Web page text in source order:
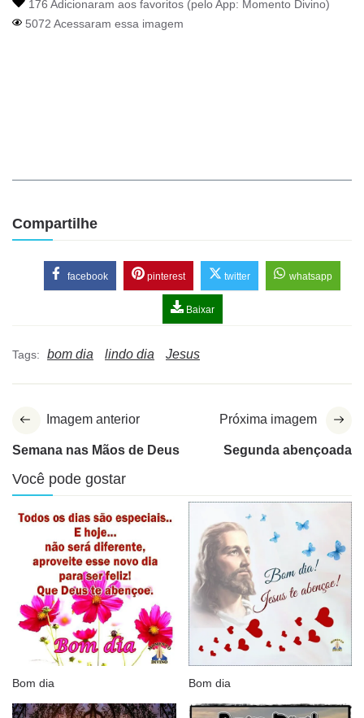
176 Adicionaram aos favoritos (pelo App: Momento Divino)
5072 Acessaram essa imagem
Compartilhe
facebook pinterest twitter whatsapp
Baixar
Tags: bom dia lindo dia Jesus
Imagem anterior
Semana nas Mãos de Deus
Próxima imagem
Segunda abençoada
Você pode gostar
Bom dia Bom dia